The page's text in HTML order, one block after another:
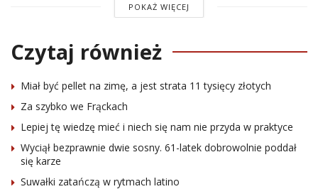
POKAŻ WIĘCEJ
Czytaj również
Miał być pellet na zimę, a jest strata 11 tysięcy złotych
Za szybko we Frąckach
Lepiej tę wiedzę mieć i niech się nam nie przyda w praktyce
Wyciął bezprawnie dwie sosny. 61-latek dobrowolnie poddał
się karze
Suwałki zatańczą w rytmach latino